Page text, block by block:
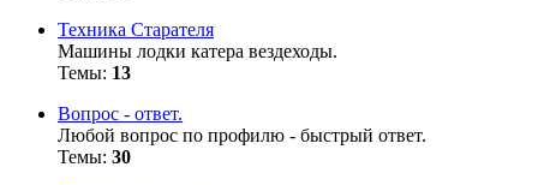
Техника Старателя
Машины лодки катера вездеходы.
Темы: 13
Вопрос - ответ.
Любой вопрос по профилю - быстрый ответ.
Темы: 30